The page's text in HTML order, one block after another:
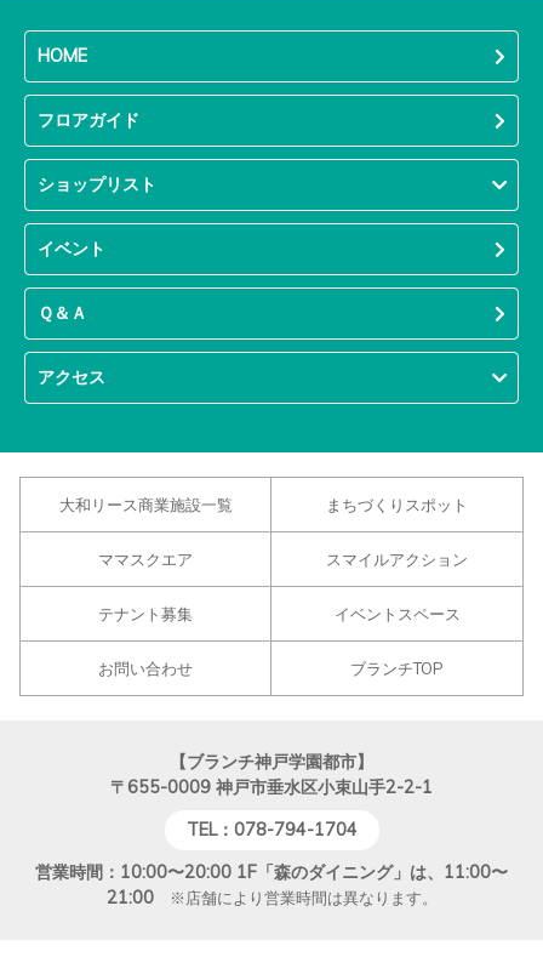
HOME
フロアガイド
ショップリスト
イベント
Ｑ＆Ａ
アクセス
大和リース商業施設一覧 まちづくりスポット
ママスクエア スマイルアクション
テナント募集 イベントスペース
お問い合わせ ブランチTOP
【ブランチ神戸学園都市】
〒655-0009 神戸市垂水区小束山手2-2-1
TEL：078-794-1704
営業時間：10:00〜20:00 1F「森のダイニング」は、11:00〜
21:00※店舗により営業時間は異なります。